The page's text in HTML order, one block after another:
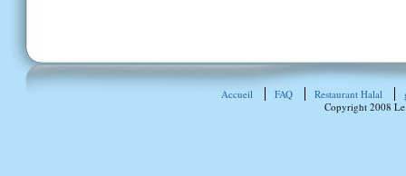
Accueil FAQ Restaurant Halal
Copyright 2008